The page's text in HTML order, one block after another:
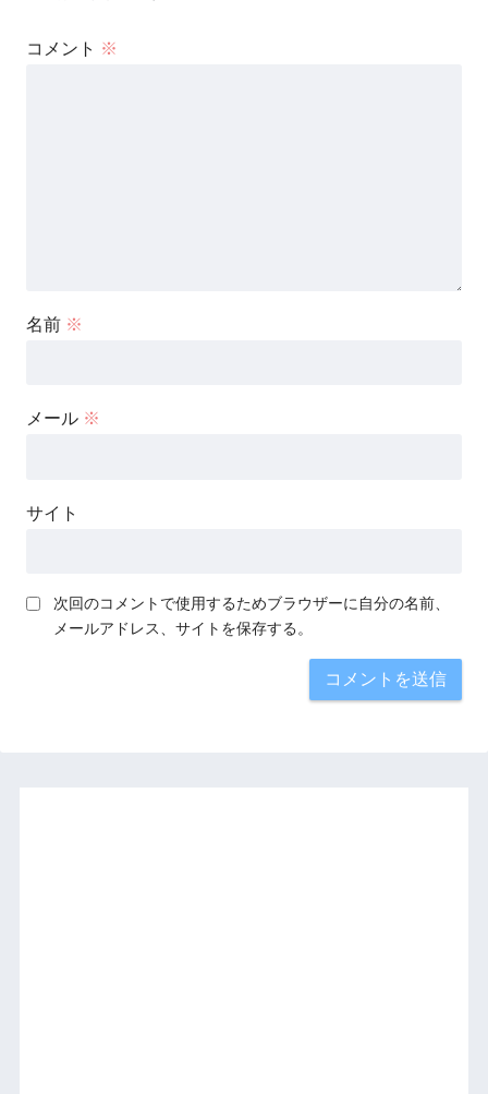
コメント ※
名前 ※
メール ※
サイト
次回のコメントで使用するためブラウザーに自分の名前、
メールアドレス、サイトを保存する。